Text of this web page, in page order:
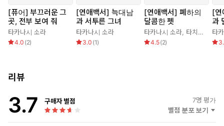
[퓨어] 부끄러운 그
곳, 전부 보여 줘
타카나시 소라
4.0 (2)
[연애백서] 늑대남
과 서투른 그녀
타카나시 소라
3.0 (1)
[연애백서] 폐하의
달콤한 펫
타카나시 소라, 타치바나 미사키
4.5(2)
[연
과
지
타
리뷰
3.7 구매자 별점 7명 평가
별점 분포 보기